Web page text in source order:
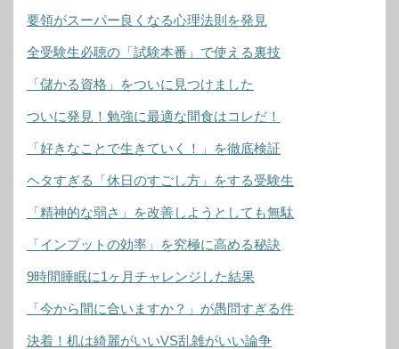
要領がスーパー良くなる心理法則を発見
全受験生必聴の「試験本番」で使える裏技
「儲かる資格」をついに見つけました
ついに発見！勉強に最適な間食はコレだ！
「好きなことで生きていく！」を徹底検証
ヘタすぎる「休日のすごし方」をする受験生
「精神的な弱さ」を改善しようとしても無駄
「インプットの効率」を究極に高める秘訣
9時間睡眠に1ヶ月チャレンジした結果
「今から間に合いますか？」が愚問すぎる件
決着！机は綺麗がいいVS乱雑がいい論争